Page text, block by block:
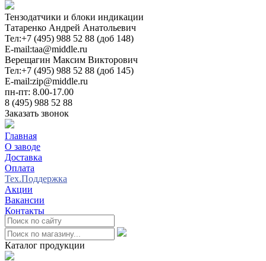
Тензодатчики и блоки индикации
Татаренко Андрей Анатольевич
Тел:+7 (495) 988 52 88 (доб 148)
E-mail:taa@middle.ru
Верещагин Максим Викторович
Тел:+7 (495) 988 52 88 (доб 145)
E-mail:zip@middle.ru
пн-пт: 8.00-17.00
8 (495) 988 52 88
Заказать звонок
Главная
О заводе
Доставка
Оплата
Тех.Поддержка
Акции
Вакансии
Контакты
Каталог продукции
0